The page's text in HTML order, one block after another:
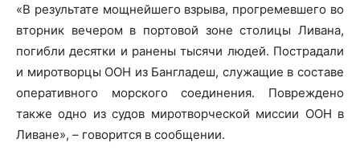
«В результате мощнейшего взрыва, прогремевшего во
вторник вечером в портовой зоне столицы Ливана,
погибли десятки и ранены тысячи людей. Пострадали
и миротворцы ООН из Бангладеш, служащие в составе
оперативного морского соединения. Повреждено
также одно из судов миротворческой миссии ООН в
Ливане», – говорится в сообщении.